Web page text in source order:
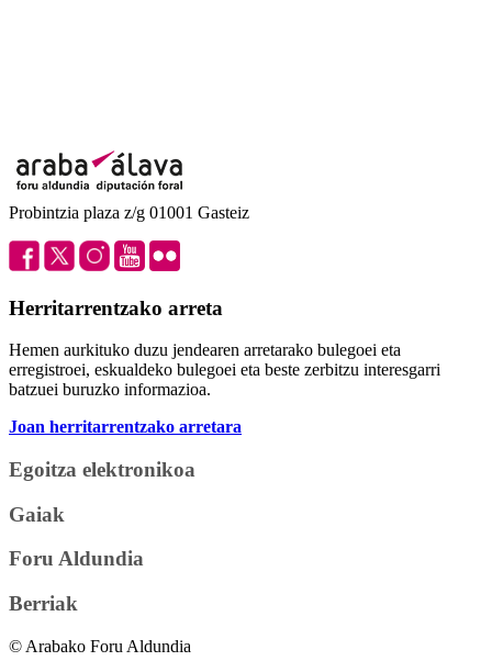
Probintzia plaza z/g 01001 Gasteiz
Herritarrentzako arreta
Hemen aurkituko duzu jendearen arretarako bulegoei eta
erregistroei, eskualdeko bulegoei eta beste zerbitzu interesgarri
batzuei buruzko informazioa.
Joan herritarrentzako arretara
Egoitza elektronikoa
Gaiak
Foru Aldundia
Berriak
© Arabako Foru Aldundia